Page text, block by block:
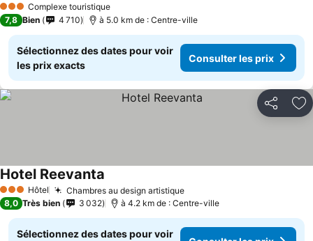
3 ÉtoilesComplexe touristique
7,8 Bien 4 710 à 5.0 km de : Centre-ville
Sélectionnez des dates pour voir
les prix exacts
Consulter les prix
Partager
3 ÉtoilesHôtel Chambres au design artistique
Hotel Reevanta
8,0 Très bien 3 032 à 4.2 km de : Centre-ville
Sélectionnez des dates pour voir